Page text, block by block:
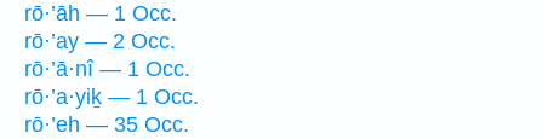
rō·’āh — 1 Occ.
rō·’ay — 2 Occ.
rō·’ā·nî — 1 Occ.
rō·’a·yiḵ — 1 Occ.
rō·’eh — 35 Occ.